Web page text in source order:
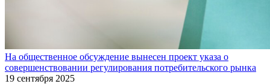
На общественное обсуждение вынесен проект указа о
совершенствовании регулирования потребительского рынка
19 сентября 2025